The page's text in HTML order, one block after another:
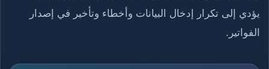
يؤدي إلى تكرار إدخال البيانات وأخطاء وتأخير في إصدار
الفواتير.